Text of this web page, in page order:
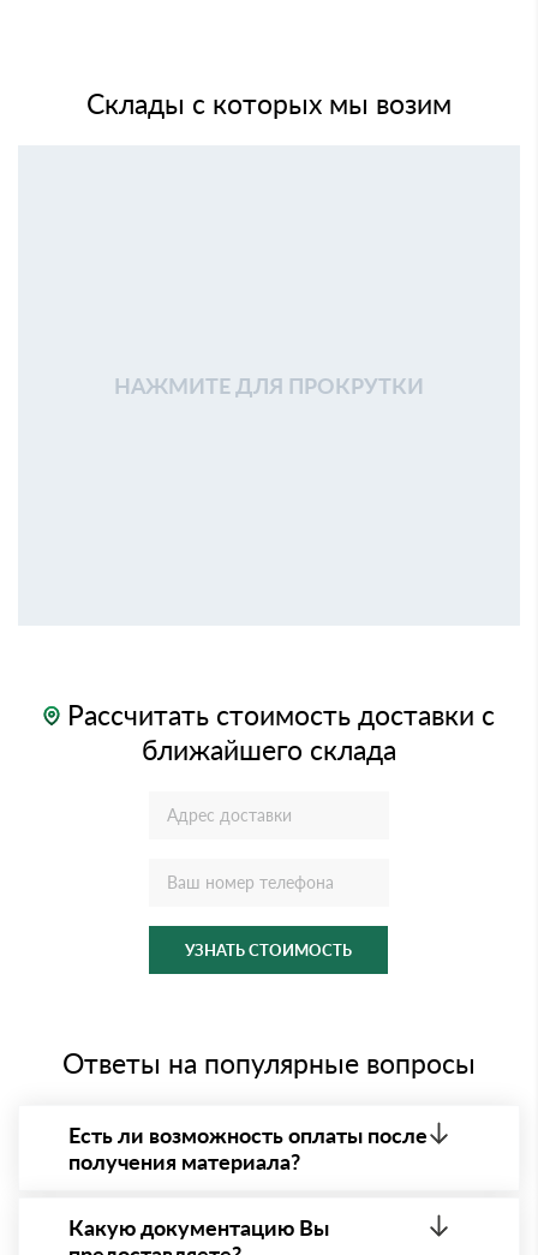
Склады с которых мы возим
НАЖМИТЕ ДЛЯ ПРОКРУТКИ
Рассчитать стоимость доставки с
ближайшего склада
УЗНАТЬ СТОИМОСТЬ
Ответы на популярные вопросы
Есть ли возможность оплаты после
получения материала?
- оплата по факту получения товара. При этом,
если доставленный товар был ненадлежащего
Какую документацию Вы